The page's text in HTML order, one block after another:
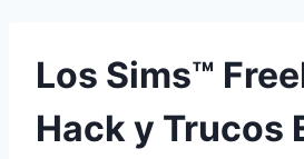
Los Sims™
Hack y Trucos